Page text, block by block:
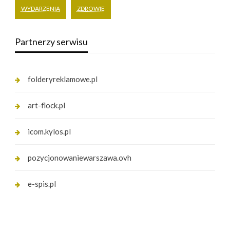
WYDARZENIA ZDROWIE
Partnerzy serwisu
folderyreklamowe.pl
art-flock.pl
icom.kylos.pl
pozycjonowaniewarszawa.ovh
e-spis.pl